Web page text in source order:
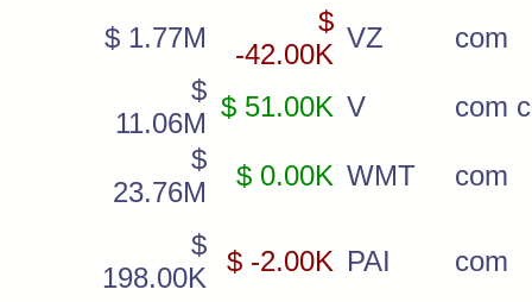
$ 1.77M
$
-42.00K
VZ
com
$
11.06M
$ 51.00K V
com
$
23.76M
$ 0.00K WMT com
$
198.00K
$ -2.00K PAI com